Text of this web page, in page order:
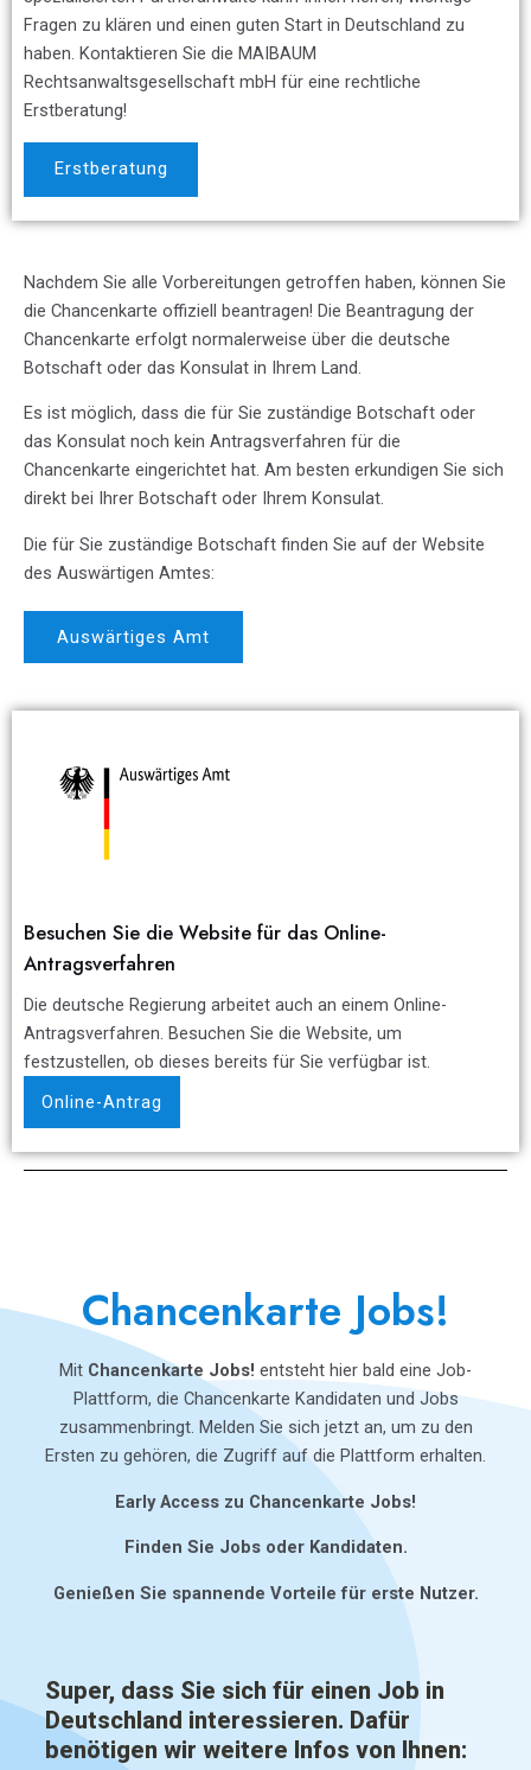
Fragen zu klären und einen guten Start in Deutschland zu
haben. Kontaktieren Sie die MAIBAUM
Rechtsanwaltsgesellschaft mbH für eine rechtliche
Erstberatung!
Erstberatung
Nachdem Sie alle Vorbereitungen getroffen haben, können Sie
die Chancenkarte offiziell beantragen! Die Beantragung der
Chancenkarte erfolgt normalerweise über die deutsche
Botschaft oder das Konsulat in Ihrem Land.
Es ist möglich, dass die für Sie zuständige Botschaft oder
das Konsulat noch kein Antragsverfahren für die
Chancenkarte eingerichtet hat. Am besten erkundigen Sie sich
direkt bei Ihrer Botschaft oder Ihrem Konsulat.
Die für Sie zuständige Botschaft finden Sie auf der Website
des Auswärtigen Amtes:
Auswärtiges Amt
Besuchen Sie die Website für das Online-
Antragsverfahren
Die deutsche Regierung arbeitet auch an einem Online-
Antragsverfahren. Besuchen Sie die Website, um
festzustellen, ob dieses bereits für Sie verfügbar ist.
Online-Antrag
Chancenkarte Jobs!
Mit Chancenkarte Jobs! entsteht hier bald eine Job-
Plattform, die Chancenkarte Kandidaten und Jobs
zusammenbringt. Melden Sie sich jetzt an, um zu den
Ersten zu gehören, die Zugriff auf die Plattform erhalten.
Early Access zu Chancenkarte Jobs!
Finden Sie Jobs oder Kandidaten.
Genießen Sie spannende Vorteile für erste Nutzer.